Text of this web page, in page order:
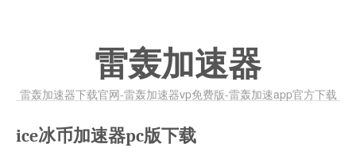
雷轰加速器
雷轰加速器下载官网-雷轰加速器vp免费版-雷轰加速app官方下载
ice冰币加速器pc版下载